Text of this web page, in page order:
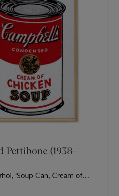
Pettibone (1938-
'Soup Can, Cream of